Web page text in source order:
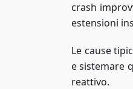
crash
estensioni
Le cause
e sistemare
reattivo.